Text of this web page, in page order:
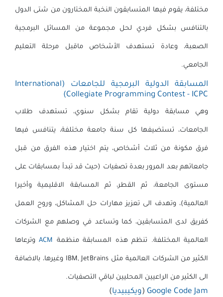
مختلفة، يقوم فيها المتسابقون النخبة المختارون من شتى الدول
بالتنافس بشكل فردي لحل مجموعة من المسائل البرمجية
الصعبة، وعادة تستهدف الأشخاص ماقبل مرحلة التعليم
الجامعي.
المسابقة الدولية البرمجية للجامعات (International
Collegiate Programming Contest - ICPC)
وهي مسابقة دولية تقام بشكل سنوي، تستهدف طلاب
الجامعات، تستضيفها كل سنة جامعة مختلفة، يتنافس فيها
فرق مكونة من ثلاث أشخاص، يتم اختيار هذه الفرق من قبل
جامعاتهم بعد المرور بعدة تصفيات (حيث قد تبدأ بمسابقات على
مستوى الجامعة، ثم القطر، ثم المسابقة الاقليمية وأخيرا
العالمية)، وتهدف الى تعزيز مهارات حل المشاكل، وروح العمل
كفريق لدى المتسابقين، كما وتساعد في وصلهم مع الشركات
العالمية المختلفة. تنظم هذه المسابقة منظمة ACMوترعاها
الكثير من الشركات العالمية مثل IBM, JetBrains وغيرها، بالاضافة
الى الكثير من الراعيين المحليين لباقي التصفيات.
Google Code Jam
(ويكيبيديا)